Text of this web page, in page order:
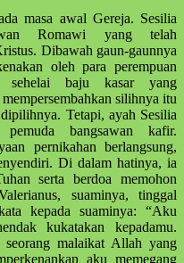
masa awal Gereja. Sesilia
Romawi yang telah
Dibawah gaun-gaunnya
oleh para perempuan
sehelai baju kasar yang
silihnya itu
Tetapi, ayah Sesilia
pemuda bangsawan kafir.
pernikahan berlangsung,
Di dalam hatinya, ia
serta berdoa memohon
suaminya, tinggal
kepada suaminya: “Aku
kukatakan kepadamu.
malaikat Allah yang
aku memegang